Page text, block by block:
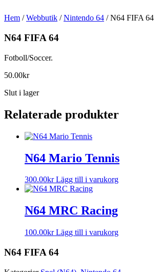
Hem /Webbutik /Nintendo 64 / N64 FIFA 64
N64 FIFA 64
Fotboll/Soccer.
50.00kr
Slut i lager
Relaterade produkter
N64 Mario Tennis
300.00kr Lägg till i varukorg
N64 MRC Racing
100.00kr Lägg till i varukorg
N64 FIFA 64